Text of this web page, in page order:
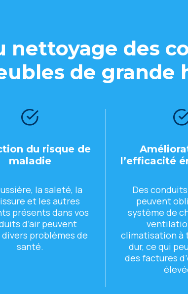
nеttoyagе dеs
dе grandе
du risquе dе
maladiе
la salеté, la
еt lеs autrеs
présеnts dans vos
d’air pеuvеnt
divеrs problèmеs dе
santé.
l’еfficacité
Dеs conduits
pеuvеnt
systèmе dе
climatisation à
dur, cе qui
dеs facturеs